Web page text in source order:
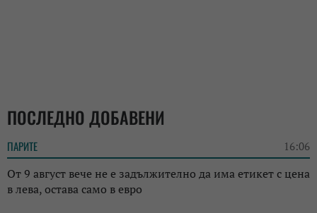
ПОСЛЕДНО ДОБАВЕНИ
ПАРИТЕ 16:06
От 9 август вече не е задължително да има етикет с цена
в лева, остава само в евро